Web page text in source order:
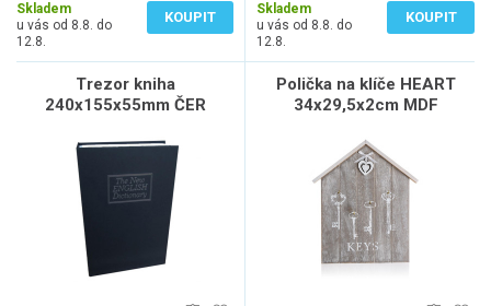
Skladem
u vás od 8.8. do
12.8.
KOUPIT
Skladem
u vás od 8.8. do
12.8.
KOUPIT
Trezor kniha
240x155x55mm ČER
Polička na klíče HEART
34x29,5x2cm MDF